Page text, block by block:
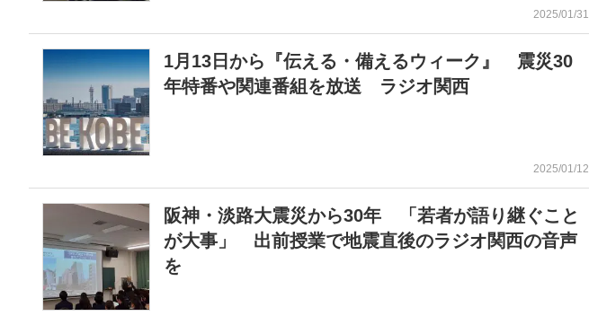
2025/01/31
1月13日から『伝える・備えるウィーク』 震災30
年特番や関連番組を放送 ラジオ関西
2025/01/12
阪神・淡路大震災から30年 「若者が語り継ぐこと
が大事」 出前授業で地震直後のラジオ関西の音声
を